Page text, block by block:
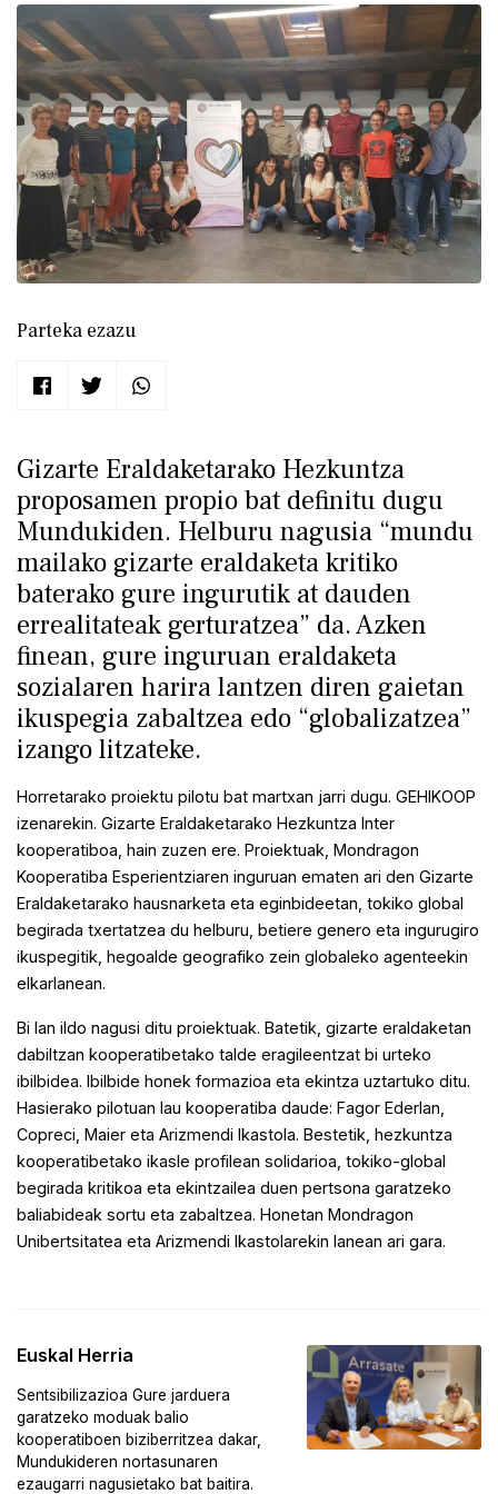
Gizarte Eraldaketarako Hezkuntza
proposamen propio bat definitu dugu
Mundukiden. Helburu nagusia “mundu
mailako gizarte eraldaketa kritiko
baterako gure ingurutik at dauden
errealitateak gerturatzea” da. Azken
finean, gure inguruan eraldaketa
sozialaren harira lantzen diren gaietan
ikuspegia zabaltzea edo “globalizatzea”
izango litzateke.
Horretarako proiektu pilotu bat martxan jarri dugu. GEHIKOOP
izenarekin. Gizarte Eraldaketarako Hezkuntza Inter
kooperatiboa, hain zuzen ere. Proiektuak, Mondragon
Kooperatiba Esperientziaren inguruan ematen ari den Gizarte
Eraldaketarako hausnarketa eta eginbideetan, tokiko global
begirada txertatzea du helburu, betiere genero eta ingurugiro
ikuspegitik, hegoalde geografiko zein globaleko agenteekin
elkarlanean.
Bi lan ildo nagusi ditu proiektuak. Batetik, gizarte eraldaketan
dabiltzan kooperatibetako talde eragileentzat bi urteko
ibilbidea. Ibilbide honek formazioa eta ekintza uztartuko ditu.
Hasierako pilotuan lau kooperatiba daude: Fagor Ederlan,
Copreci, Maier eta Arizmendi Ikastola. Bestetik, hezkuntza
kooperatibetako ikasle profilean solidarioa, tokiko-global
begirada kritikoa eta ekintzailea duen pertsona garatzeko
baliabideak sortu eta zabaltzea. Honetan Mondragon
Unibertsitatea eta Arizmendi Ikastolarekin lanean ari gara.
Euskal Herria
Sentsibilizazioa Gure jarduera
garatzeko moduak balio
kooperatiboen biziberritzea dakar,
Mundukideren nortasunaren
ezaugarri nagusietako bat baitira.
Parteka ezazu